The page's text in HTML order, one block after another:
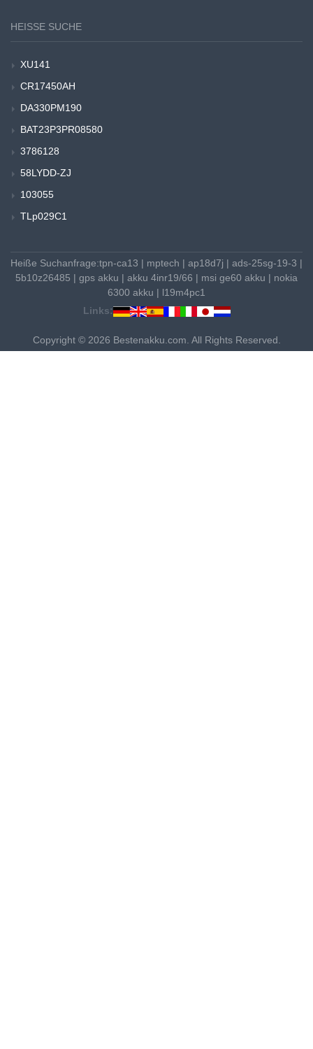
HEISSE SUCHE
XU141
CR17450AH
DA330PM190
BAT23P3PR08580
3786128
58LYDD-ZJ
103055
TLp029C1
Heiße Suchanfrage:tpn-ca13 | mptech | ap18d7j | ads-25sg-19-3 |
5b10z26485 | gps akku | akku 4inr19/66 | msi ge60 akku | nokia
6300 akku | l19m4pc1
Links:
Copyright © 2026 Bestenakku.com. All Rights Reserved.